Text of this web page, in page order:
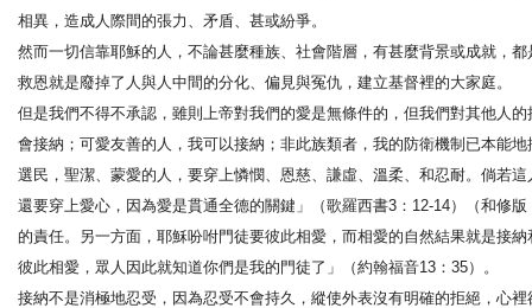
相異，造成人際間的張力、矛盾、甚或紛爭。
然而一切信靠耶穌的人，不論甚麼種族、社會階層，有甚麼背景或成就，
救恩就是廢掉了人與人中間的分化、偏見與冤仇，建立基督裡的大家庭。
但是我們不得不承認，雖則上帝對我們的愛是無條件的，但我們對其他人
會接納；可愛友善的人，我可以接納；非此族類者，我的防衛機制已本能
選民，聖潔、蒙愛的人，要穿上憐憫、恩慈、謙虛、溫柔、和忍耐。倘
還要穿上愛心，因為愛是貫通全德的關鍵」（歌羅西書3：12-14）（和修
的責任。另一方面，耶穌吩咐門徒要彼此相愛，而相愛的自然結果就是接
彼此相愛，眾人因此就知道你們是我的門徒了」（約翰福音13：35）。
接納不是消極地忍受，因為忍受不會持久，縱使外表沒有明確的拒絕，心